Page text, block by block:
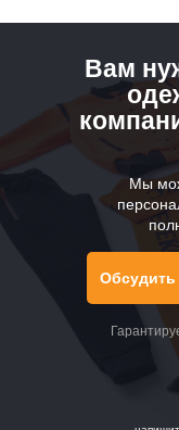
Получить проект
проектза
24 часа
Вам
Мы
Обсудить
Каталог
Оптовые
Мерч на
О компании
Карта сайта
Контакты